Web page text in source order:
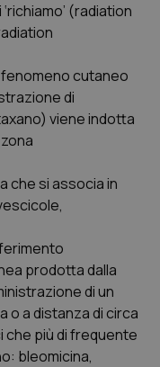
(radiation
cutaneo
di
viene indotta
che si associa in
prodotta dalla
di un
o a distanza di circa
che più di frequente
bleomicina,